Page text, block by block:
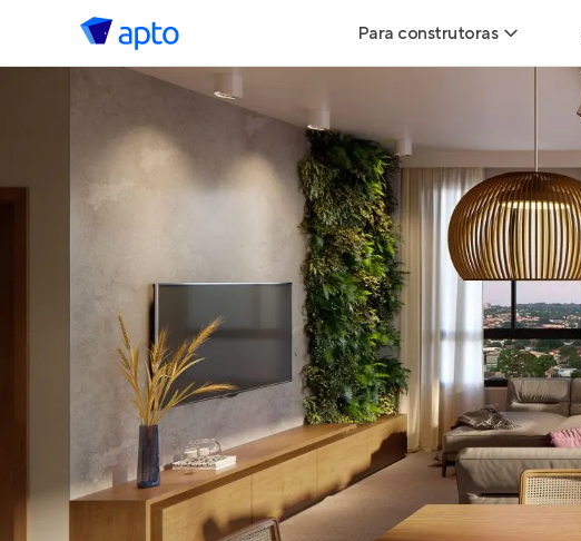
Para construtoras
Geração de Visitas
Geração de Vendas
Maiores Construtoras
Parcerias Imobiliárias
Anunciar Imóveis